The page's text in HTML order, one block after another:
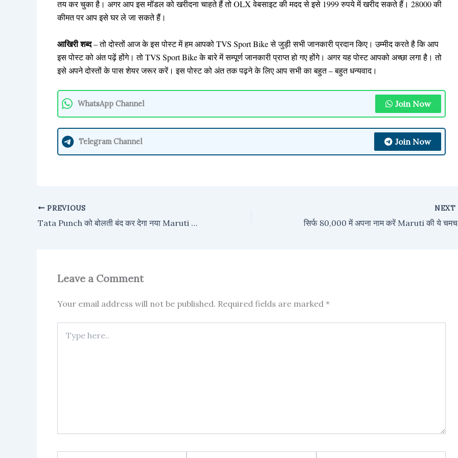
तय कर चुका है। अगर आप इस मॉडल को खरीदना चाहते हैं तो OLX वेबसाइट की मदद से इसे 1999 रुपये में खरीद सकते हैं। 28000 की
कीमत पर आप इसे घर ले जा सकते हैं।
आखिरी शब्द– तो दोस्तों आज के इस पोस्ट में हम आपको TVS Sport Bike से जुड़ी सभी जानकारी प्रदान किए। उम्मीद करते है कि आप
इस पोस्ट को अंत पढ़ें होंगे। तो TVS Sport Bike के बारे में सम्पूर्ण जानकारी प्राप्त हो गए होंगे। अगर यह पोस्ट आपको अच्छा लगा है। तो
इसे अपने दोस्तों के पास शेयर जरूर करें। इस पोस्ट को अंत तक पढ़ने के लिए आप सभी का बहुत – बहुत धन्यवाद।
WhatsApp Channel Join Now
Telegram Channel Join Now
PREVIOUS
Tata Punch को बोलती बंद कर देगा नया Maruti Baleno, लुक और कीमत देख छूट जायेंगे पसीने, कम कीमत में खरीदें, लग्जरी लुक वाली SUV कार
NEXT
Leave a Comment
Your email address will not be published. Required fields are marked *
here..